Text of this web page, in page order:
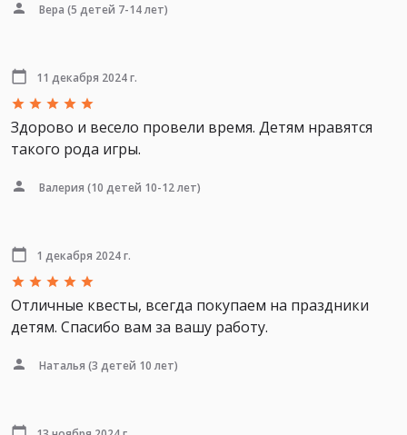
Вера (5 детей 7-14 лет)
11 декабря 2024 г.
Здорово и весело провели время. Детям нравятся
такого рода игры.
Валерия (10 детей 10-12 лет)
1 декабря 2024 г.
Отличные квесты, всегда покупаем на праздники
детям. Спасибо вам за вашу работу.
Наталья (3 детей 10 лет)